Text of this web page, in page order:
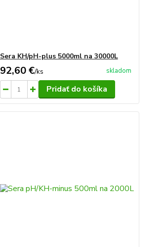
Sera KH/pH-plus 5000ml na 30000L
92,60 €/ks skladom
Pridať do košíka